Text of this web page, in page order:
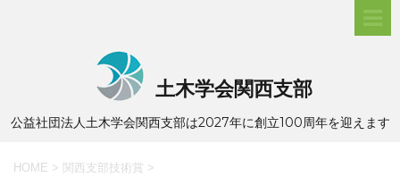
土木学会関西支部
公益社団法人土木学会関西支部は2027年に創立100周年を迎えます
HOME > 関西支部技術賞 >